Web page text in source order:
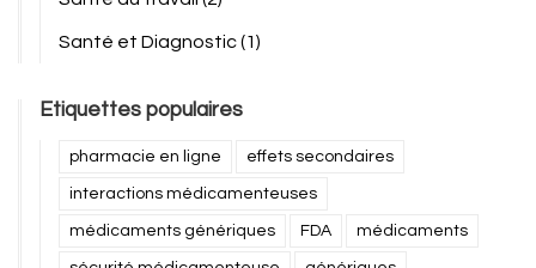
Santé et Diagnostic(1)
Etiquettes populaires
pharmacie en ligne effets secondaires
interactions médicamenteuses
médicaments génériques FDA médicaments